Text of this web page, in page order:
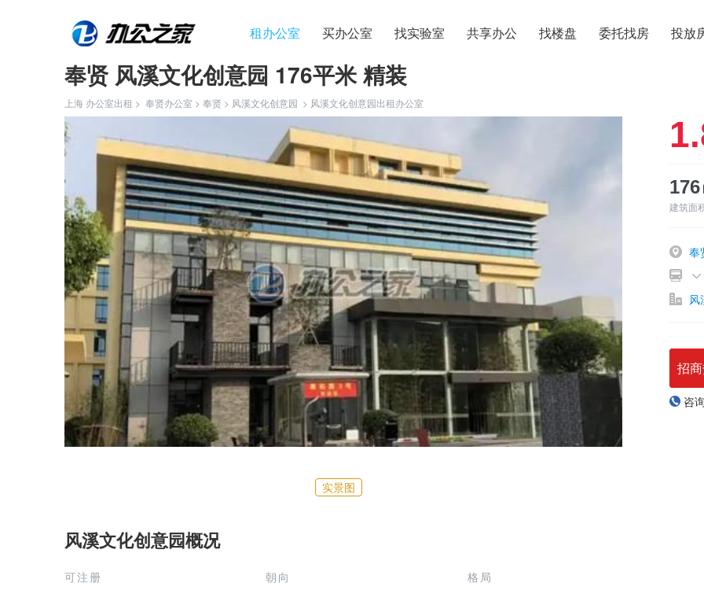
租办公室 买办公室 找实验室 共享办公 找楼盘 委托找房 投放
奉贤 风溪文化创意园 176平米 精装
上海 办公室出租 > 奉贤办公室 > 奉贤 > 风溪文化创意园 > 风溪文化创意园出租办公室
实景图
建筑面
奉
风
招
咨
风溪文化创意园概况
可注册
朝向
格局